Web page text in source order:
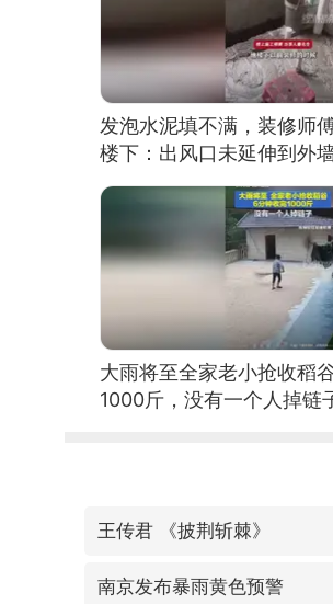
发泡水泥填不满，装修师
楼下：出风口未延伸到外
大雨将至全家老小抢收稻
1000斤，没有一个人掉链
王传君 《披荆斩棘》
南京发布暴雨黄色预警